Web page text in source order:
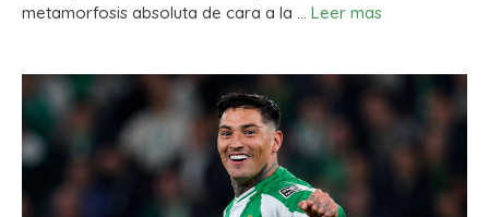
metamorfosis absoluta de cara a la … Leer mas